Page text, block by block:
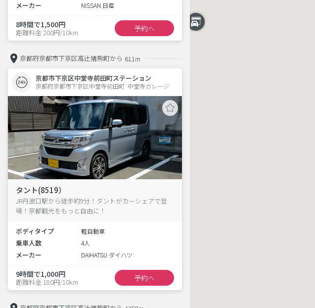
メーカー NISSAN 日産
8時間で1,500円
距離料金 200円/10km 予約へ
京都府京都市下京区高辻猪熊町から 611m
京都市下京区中堂寺前田町ステーション
京都府京都市下京区中堂寺前田町  中堂寺ガレージ
タント(8519）
JR丹波口駅から徒歩約9分！タントがカーシェアで登
場！京都観光をもっと自由に！
ボディタイプ 軽自動車
乗車人数 4人
メーカー DAIHATSU ダイハツ
9時間で1,000円
距離料金 180円/10km 予約へ